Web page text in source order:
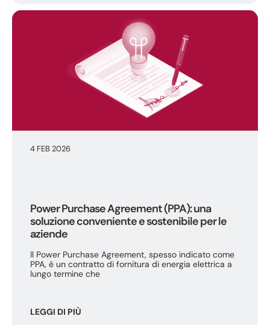
4 FEB 2026
Power Purchase Agreement (PPA): una
soluzione conveniente e sostenibile per le
aziende
Il Power Purchase Agreement, spesso indicato come
PPA, è un contratto di fornitura di energia elettrica a
lungo termine che
LEGGI DI PIÙ